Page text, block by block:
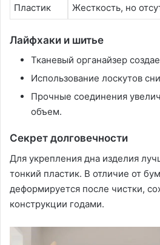
Пластик Жесткость, но
Лайфхаки и шитье
Тканевый органайзер
Использование лоскутов
Прочные соединения
объем.
Секрет долговечности
Для укрепления дна изделия
тонкий пластик. В отличие от
деформируется после чистки,
конструкции годами.